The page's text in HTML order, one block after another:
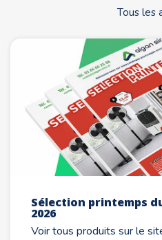
Tous les
Sélection printemps
2026
Voir tous produits sur le